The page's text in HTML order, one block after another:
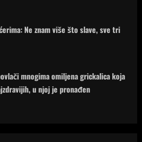
Ne znam više što slave, sve tri
mnogima omiljena grickalica koja
u njoj je pronađen